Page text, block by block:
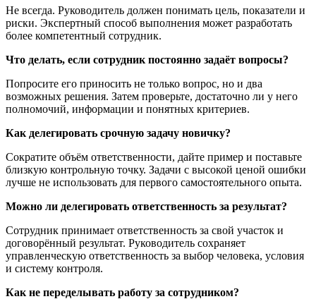
Не всегда. Руководитель должен понимать цель, показатели и
риски. Экспертный способ выполнения может разработать
более компетентный сотрудник.
Что делать, если сотрудник постоянно задаёт вопросы?
Попросите его приносить не только вопрос, но и два
возможных решения. Затем проверьте, достаточно ли у него
полномочий, информации и понятных критериев.
Как делегировать срочную задачу новичку?
Сократите объём ответственности, дайте пример и поставьте
близкую контрольную точку. Задачи с высокой ценой ошибки
лучше не использовать для первого самостоятельного опыта.
Можно ли делегировать ответственность за результат?
Сотрудник принимает ответственность за свой участок и
договорённый результат. Руководитель сохраняет
управленческую ответственность за выбор человека, условия
и систему контроля.
Как не переделывать работу за сотрудником?